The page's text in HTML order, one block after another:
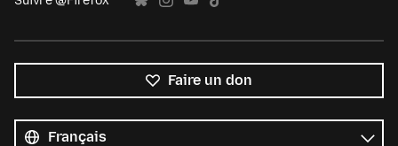
Faire un don
les
langues
Langue